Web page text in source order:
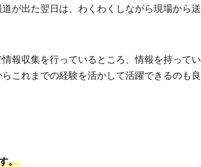
が出た翌日は、わくわくしながら現場から送
報収集を行っているところ、情報を持ってい
これまでの経験を活かして活躍できるのも良
。